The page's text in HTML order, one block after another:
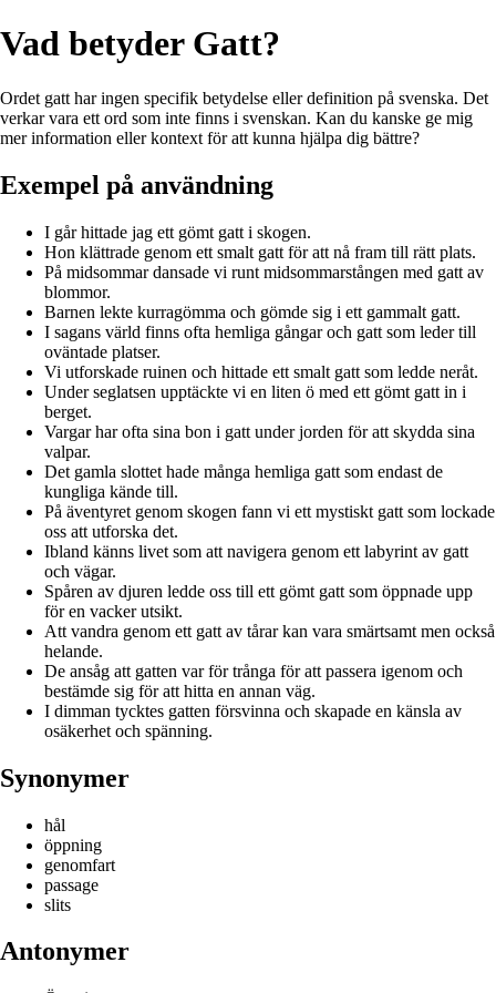
Vad betyder Gatt?
Ordet gatt har ingen specifik betydelse eller definition på svenska. Det
verkar vara ett ord som inte finns i svenskan. Kan du kanske ge mig
mer information eller kontext för att kunna hjälpa dig bättre?
Exempel på användning
I går hittade jag ett gömt gatt i skogen.
Hon klättrade genom ett smalt gatt för att nå fram till rätt plats.
På midsommar dansade vi runt midsommarstången med gatt av
blommor.
Barnen lekte kurragömma och gömde sig i ett gammalt gatt.
I sagans värld finns ofta hemliga gångar och gatt som leder till
oväntade platser.
Vi utforskade ruinen och hittade ett smalt gatt som ledde neråt.
Under seglatsen upptäckte vi en liten ö med ett gömt gatt in i
berget.
Vargar har ofta sina bon i gatt under jorden för att skydda sina
valpar.
Det gamla slottet hade många hemliga gatt som endast de
kungliga kände till.
På äventyret genom skogen fann vi ett mystiskt gatt som lockade
oss att utforska det.
Ibland känns livet som att navigera genom ett labyrint av gatt
och vägar.
Spåren av djuren ledde oss till ett gömt gatt som öppnade upp
för en vacker utsikt.
Att vandra genom ett gatt av tårar kan vara smärtsamt men också
helande.
De ansåg att gatten var för trånga för att passera igenom och
bestämde sig för att hitta en annan väg.
I dimman tycktes gatten försvinna och skapade en känsla av
osäkerhet och spänning.
Synonymer
hål
öppning
genomfart
passage
slits
Antonymer